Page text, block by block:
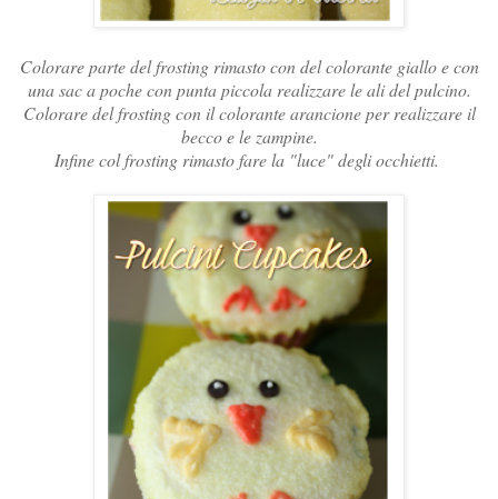
Colorare parte del frosting rimasto con del colorante giallo e con
una sac a poche con punta piccola realizzare le ali del pulcino.
Colorare del frosting con il colorante arancione per realizzare il
becco e le zampine.
Infine col frosting rimasto fare la "luce" degli occhietti.